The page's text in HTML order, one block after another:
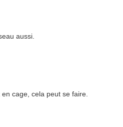
aussi.
cage, cela peut se faire.